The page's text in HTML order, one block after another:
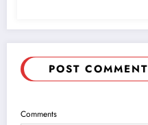
POST COMMENT
Comments